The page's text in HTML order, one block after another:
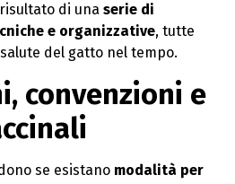
di una serie di
e organizzative, tutte
del gatto nel tempo.
convenzioni e
se esistano modalità per